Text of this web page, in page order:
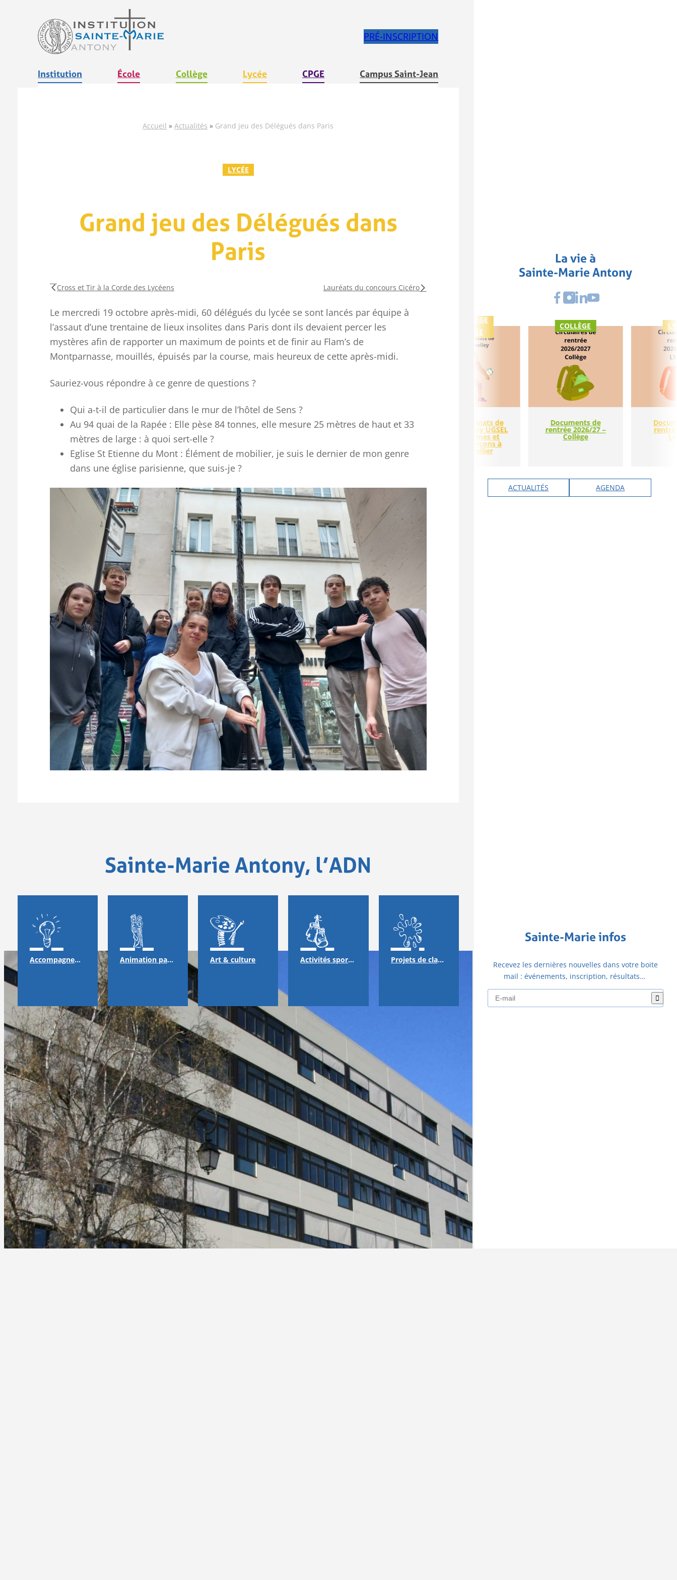
contenu
PRÉ-INSCRIPTION
Institution École Collège Lycée CPGE Campus Saint-Jean
Accueil »Actualités » Grand jeu des Délégués dans Paris
LYCÉE
Grand jeu des Délégués dans
Paris
Lauréats du concours Cicéro
Cross et Tir à la Corde des Lycéens
Le mercredi 19 octobre après-midi, 60 délégués du lycée se sont lancés par équipe à
l’assaut d’une trentaine de lieux insolites dans Paris dont ils devaient percer les
mystères afin de rapporter un maximum de points et de finir au Flam’s de
Montparnasse, mouillés, épuisés par la course, mais heureux de cette après-midi.
Sauriez-vous répondre à ce genre de questions ?
Qui a-t-il de particulier dans le mur de l’hôtel de Sens ?
Au 94 quai de la Rapée : Elle pèse 84 tonnes, elle mesure 25 mètres de haut et 33
mètres de large : à quoi sert-elle ?
Eglise St Etienne du Mont : Élément de mobilier, je suis le dernier de mon genre
dans une église parisienne, que suis-je ?
Sainte-Marie Antony, l’ADN
Accompagnement Animation pastorale & solidarité Art & culture Activités sportives Projets de classes & échanges
La vie à
Sainte-Marie Antony
Championnat
National UGSEL de
COLLÈGE
LYCÉE
Championnats de
France volley UGSEL
des minimes et
cadets garçons à
Montpellier
COLLÈGE
LYCÉE
Documents de
rentrée 2026/27 –
Collège
COLLÈGE
ACTUALITÉS AGENDA
Sainte-Marie infos
Recevez les dernières nouvelles dans votre boite
mail : événements, inscription, résultats…
